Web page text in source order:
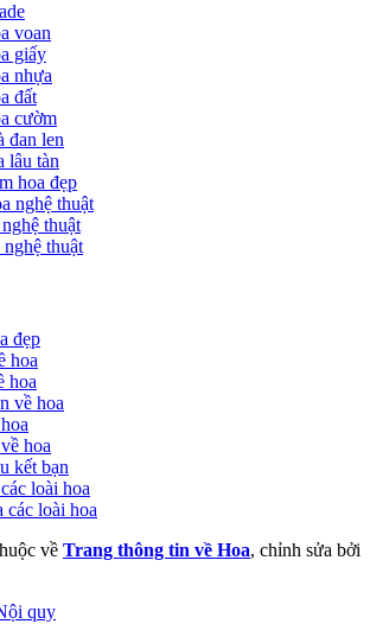
voan
giấy
nhựa
đất
cườm
đan len
lâu tàn
hoa đẹp
nghệ thuật
thuật
thuật
đẹp
hoa
hoa
về hoa
hoa
kết bạn
loài hoa
các loài hoa
về Trang thông tin về Hoa, chỉnh sửa bởi
quy